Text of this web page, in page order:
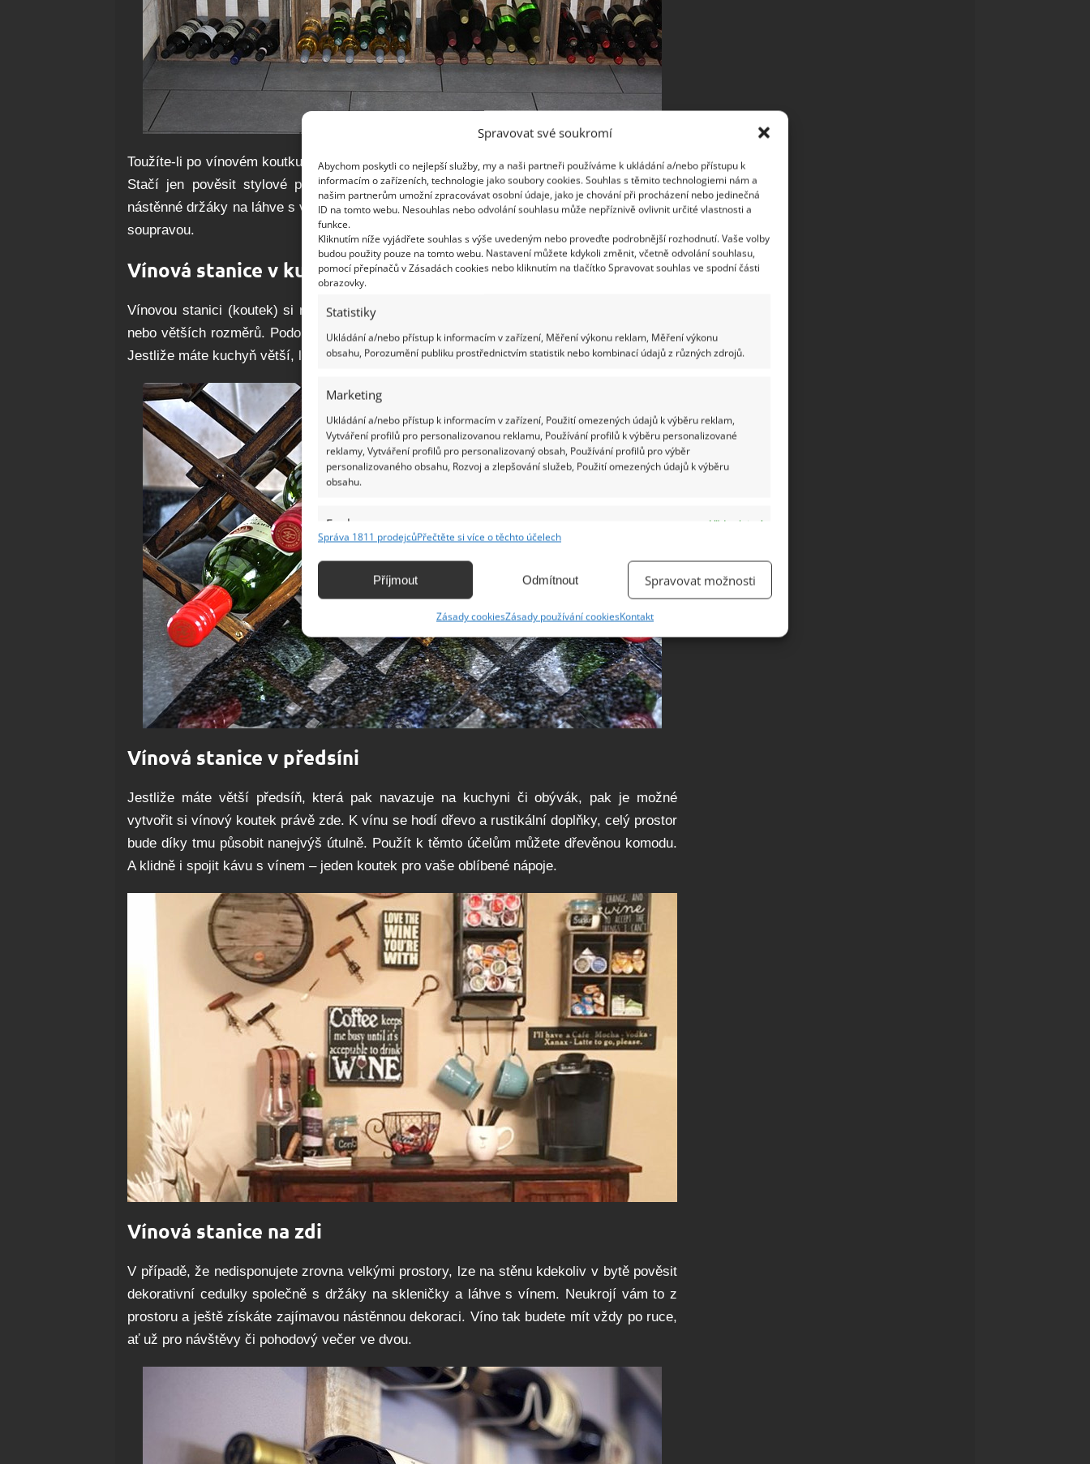
Spravovat své soukromí
Abychom poskytli co nejlepší služby, my a naši partneři používáme k ukládání a/nebo přístupu k
informacím o zařízeních, technologie jako soubory cookies. Souhlas s těmito technologiemi nám a
našim partnerům umožní zpracovávat osobní údaje, jako je chování při procházení nebo jedinečná
ID na tomto webu. Nesouhlas nebo odvolání souhlasu může nepříznivě ovlivnit určité vlastnosti a
funkce.
Kliknutím níže vyjádřete souhlas s výše uvedeným nebo proveďte podrobnější rozhodnutí. Vaše volby
budou použity pouze na tomto webu. Nastavení můžete kdykoli změnit, včetně odvolání souhlasu,
pomocí přepínačů v Zásadách cookies nebo kliknutím na tlačítko Spravovat souhlas ve spodní části
obrazovky.
Statistiky
Ukládání a/nebo přístup k informacím v zařízení, Měření výkonu reklam, Měření výkonu
obsahu, Porozumění publiku prostřednictvím statistik nebo kombinací údajů z různých zdrojů.
Marketing
Ukládání a/nebo přístup k informacím v zařízení, Použití omezených údajů k výběru reklam,
Vytváření profilů pro personalizovanou reklamu, Používání profilů k výběru personalizované
reklamy, Vytváření profilů pro personalizovaný obsah, Používání profilů pro výběr
personalizovaného obsahu, Rozvoj a zlepšování služeb, Použití omezených údajů k výběru
obsahu.
Funkce
Vždy aktivní
Identifikace zařízení na základě automaticky přenášených informací.
základě aktivně vyžádaných informací.
Zajištění bezpečnosti, předcházení a zjišťování podvodů a
odstraňování chyb, Poskytování a zobrazování reklamy a obsahu,
Ukládání a sdělování voleb ochrany osobních údajů.
Správa 1811 prodejcůPřečtěte si více o těchto účelech
Příjmout Odmítnout Spravovat možnosti
Zásady cookiesZásady používání cookiesKontakt
Toužíte-li po vínovém koutku, ale nemáte dost místa, můžete využít volného místo na zdi.
Stačí jen pověsit stylové poličky, doplnit o tématické dekorace, držáky na skleničky,
nástěnné držáky na láhve s vínem. Pak lze takový koutek mít třeba i v obýváku za sedací
soupravou.
Vínová stanice v kuchyni
Vínovou stanici (koutek) si můžete dopřát snadno, díky policového regálu. Ať už malých
nebo větších rozměrů. Podobným způsobem si lidé zařizují i kávové nebo čajové koutky.
Jestliže máte kuchyň větší, lze vyhradit tomuto účelu prostor zvlášť.
Vínová stanice v předsíni
Jestliže máte větší předsíň, která pak navazuje na kuchyni či obývák, pak je možné
vytvořit si vínový koutek právě zde. K vínu se hodí dřevo a rustikální doplňky, celý prostor
bude díky tmu působit nanejvýš útulně. Použít k těmto účelům můžete dřevěnou komodu.
A klidně i spojit kávu s vínem – jeden koutek pro vaše oblíbené nápoje.
Vínová stanice na zdi
V případě, že nedisponujete zrovna velkými prostory, lze na stěnu kdekoliv v bytě pověsit
dekorativní cedulky společně s držáky na skleničky a láhve s vínem. Neukrojí vám to z
prostoru a ještě získáte zajímavou nástěnnou dekoraci. Víno tak budete mít vždy po ruce,
ať už pro návštěvy či pohodový večer ve dvou.